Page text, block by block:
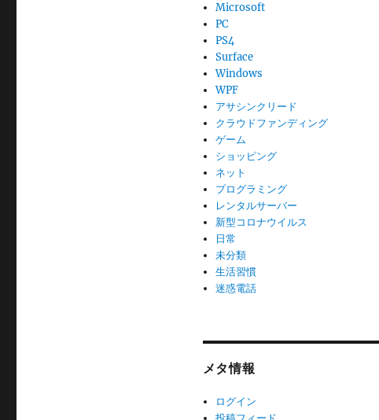
Microsoft
PC
PS4
Surface
Windows
WPF
アサシンクリード
クラウドファンディング
ゲーム
ショッピング
ネット
プログラミング
レンタルサーバー
新型コロナウイルス
日常
未分類
生活習慣
迷惑電話
メタ情報
ログイン